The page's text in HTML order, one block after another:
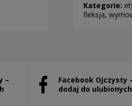
Kategorie:
fleksja,
–
new window
Facebook Ojczysty -
dodaj do ulubionych
Note, the link will open in